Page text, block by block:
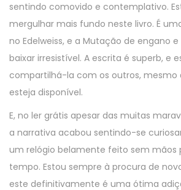
sentindo comovido e contemplativo.
mergulhar mais fundo neste livro. É
no Edelweiss, e a Mutação de engano
baixar irresistível. A escrita é superb, e
compartilhá-la com os outros, mesmo
esteja disponível.
E, no ler grátis apesar das muitas
a narrativa acabou sentindo-se
um relógio belamente feito sem mãos
tempo. Estou sempre à procura de
este definitivamente é uma ótima